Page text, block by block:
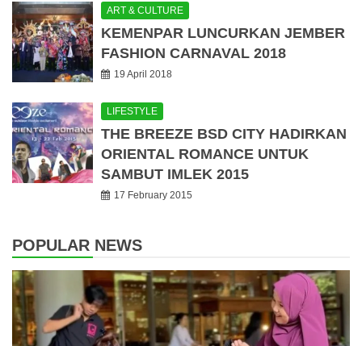
ART & CULTURE
KEMENPAR LUNCURKAN JEMBER
FASHION CARNAVAL 2018
19 April 2018
LIFESTYLE
THE BREEZE BSD CITY HADIRKAN
ORIENTAL ROMANCE UNTUK
SAMBUT IMLEK 2015
17 February 2015
POPULAR NEWS